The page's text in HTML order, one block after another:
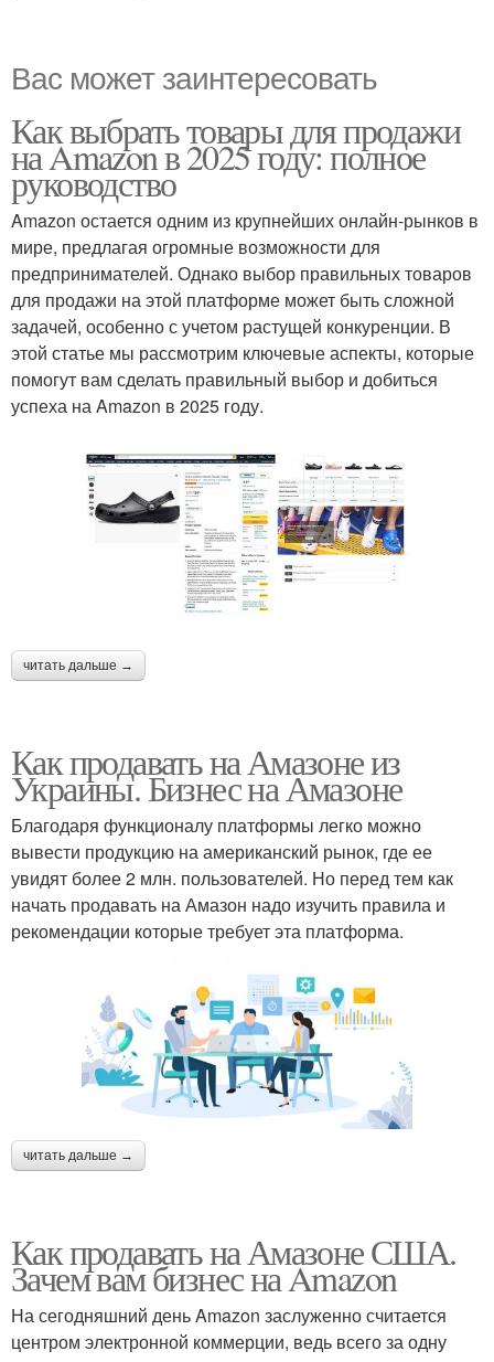
Вас может заинтересовать
Как выбрать товары для продажи
на Amazon в 2025 году: полное
руководство
Amazon остается одним из крупнейших онлайн-рынков в
мире, предлагая огромные возможности для
предпринимателей. Однако выбор правильных товаров
для продажи на этой платформе может быть сложной
задачей, особенно с учетом растущей конкуренции. В
этой статье мы рассмотрим ключевые аспекты, которые
помогут вам сделать правильный выбор и добиться
успеха на Amazon в 2025 году.
читать дальше →
Как продавать на Амазоне из
Украины. Бизнес на Амазоне
Благодаря функционалу платформы легко можно
вывести продукцию на американский рынок, где ее
увидят более 2 млн. пользователей. Но перед тем как
начать продавать на Амазон надо изучить правила и
рекомендации которые требует эта платформа.
читать дальше →
Как продавать на Амазоне США.
Зачем вам бизнес на Amazon
На сегодняшний день Amazon заслуженно считается
центром электронной коммерции, ведь всего за одну